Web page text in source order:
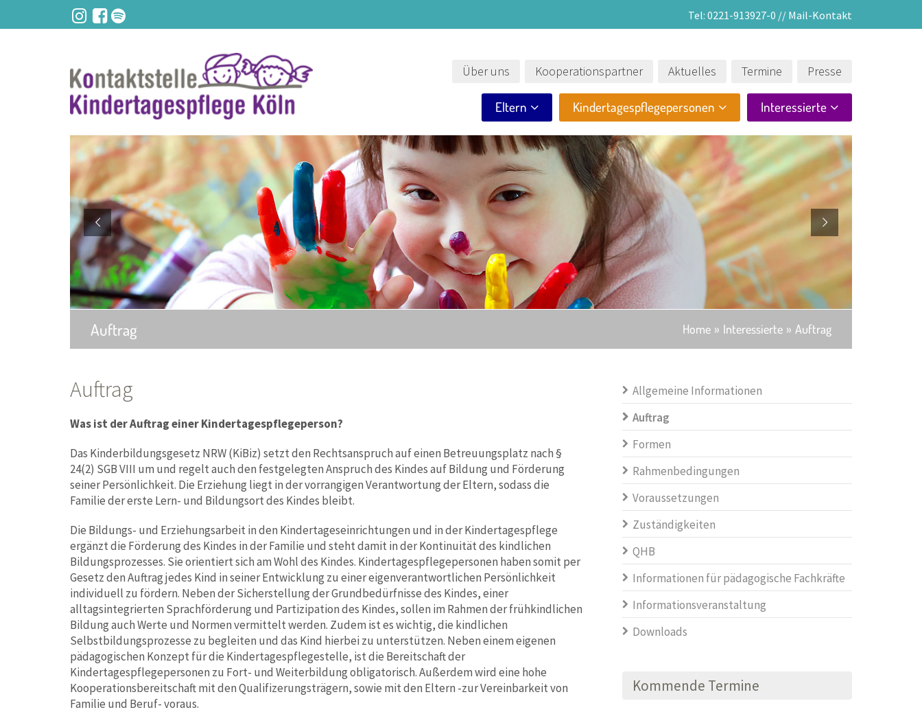
Tel: 0221-913927-0 // Mail-Kontakt
Über uns Kooperationspartner Aktuelles Termine Presse
Eltern Kindertagespflegepersonen Interessierte
Auftrag Home Interessierte Auftrag
Auftrag
Was ist der Auftrag einer Kindertagespflegeperson?
Das Kinderbildungsgesetz NRW (KiBiz) setzt den Rechtsanspruch auf einen Betreuungsplatz nach §
24(2) SGB VIII um und regelt auch den festgelegten Anspruch des Kindes auf Bildung und Förderung
seiner Persönlichkeit. Die Erziehung liegt in der vorrangigen Verantwortung der Eltern, sodass die
Familie der erste Lern- und Bildungsort des Kindes bleibt.
Die Bildungs- und Erziehungsarbeit in den Kindertageseinrichtungen und in der Kindertagespflege
ergänzt die Förderung des Kindes in der Familie und steht damit in der Kontinuität des kindlichen
Bildungsprozesses. Sie orientiert sich am Wohl des Kindes. Kindertagespflegepersonen haben somit per
Gesetz den Auftrag jedes Kind in seiner Entwicklung zu einer eigenverantwortlichen Persönlichkeit
individuell zu fördern. Neben der Sicherstellung der Grundbedürfnisse des Kindes, einer
alltagsintegrierten Sprachförderung und Partizipation des Kindes, sollen im Rahmen der frühkindlichen
Bildung auch Werte und Normen vermittelt werden. Zudem ist es wichtig, die kindlichen
Selbstbildungsprozesse zu begleiten und das Kind hierbei zu unterstützen. Neben einem eigenen
pädagogischen Konzept für die Kindertagespflegestelle, ist die Bereitschaft der
Kindertagespflegepersonen zu Fort- und Weiterbildung obligatorisch. Außerdem wird eine hohe
Kooperationsbereitschaft mit den Qualifizerungsträgern, sowie mit den Eltern -zur Vereinbarkeit von
Familie und Beruf- voraus.
Allgemeine Informationen
Auftrag
Formen
Rahmenbedingungen
Voraussetzungen
Zuständigkeiten
QHB
Informationen für pädagogische Fachkräfte
Informationsveranstaltung
Downloads
Kommende Termine